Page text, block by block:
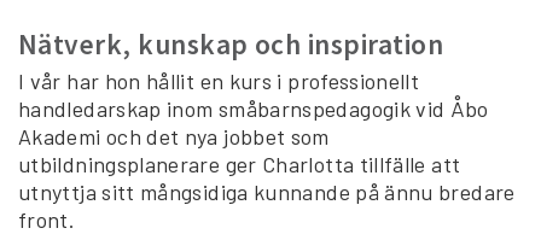
Nätverk, kunskap och inspiration
I vår har hon hållit en kurs i professionellt
handledarskap inom småbarnspedagogik vid Åbo
Akademi och det nya jobbet som
utbildningsplanerare ger Charlotta tillfälle att
utnyttja sitt mångsidiga kunnande på ännu bredare
front.